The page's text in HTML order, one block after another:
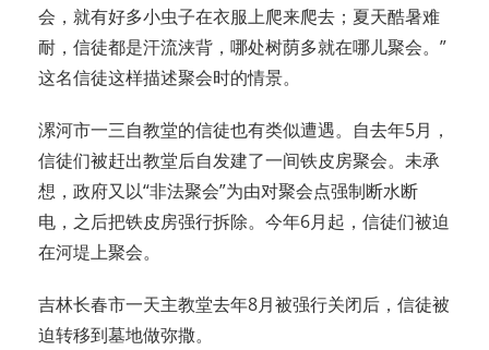
会，就有好多小虫子在衣服上爬来爬去；夏天酷暑难
耐，信徒都是汗流浃背，哪处树荫多就在哪儿聚会。”
这名信徒这样描述聚会时的情景。
漯河市一三自教堂的信徒也有类似遭遇。自去年5月，
信徒们被赶出教堂后自发建了一间铁皮房聚会。未承
想，政府又以“非法聚会”为由对聚会点强制断水断
电，之后把铁皮房强行拆除。今年6月起，信徒们被迫
在河堤上聚会。
吉林长春市一天主教堂去年8月被强行关闭后，信徒被
迫转移到墓地做弥撒。